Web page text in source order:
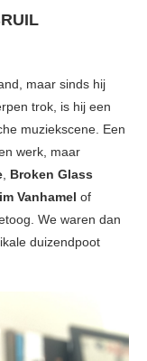
maar sinds hij
trok, is hij een
muziekscene. Een
werk, maar
, Broken Glass
Vanhamel of
We waren dan
duizendpoot